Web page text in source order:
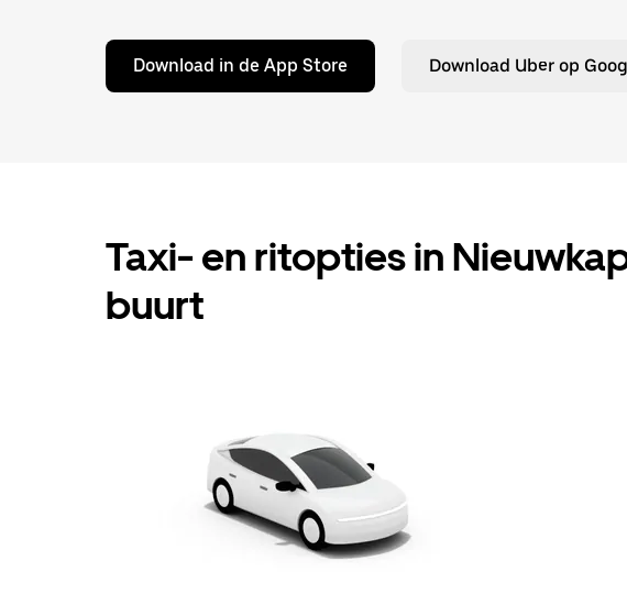
Download in de App Store Download Uber op
Taxi- en ritopties in
buurt